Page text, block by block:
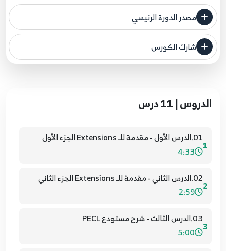
مصدر الدورة الرئيسي
فنحن لا ندعي ملكية أي دورة ولهذا نضع المصدر الأصلي لكم
شارك الكورس
الدروس | 11 درس
1
01.الدرس الأول - مقدمة للـ Extensions الجزء الأول
4:33
2
02.الدرس الثاني - مقدمة للـ Extensions الجزء الثاني
2:59
3
03.الدرس الثالث - شرح مستودع PECL
5:00